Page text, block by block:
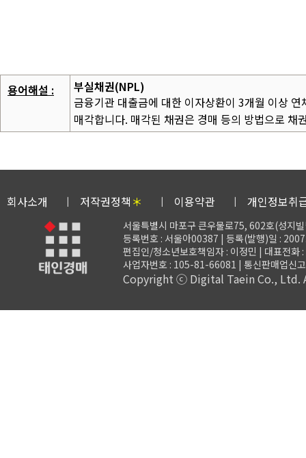
용어해설 :
부실채권(NPL)
금융기관 대출금에 대한 이자상환이 3개월 이상
매각합니다. 매각된 채권은 경매 등의 방법으로
회사소개 저작권정책 ＊ 이용약관 개인정보취
서울특별시 마포구 큰우물로75, 602호(성지
등록번호 : 서울아00387 | 등록(발행)일 :
편집인/청소년보호책임자 : 이정민 | 대표전
사업자번호 : 105-81-66081 | 통신판매업
Copyright ⓒ Digital Taein Co., Ltd.